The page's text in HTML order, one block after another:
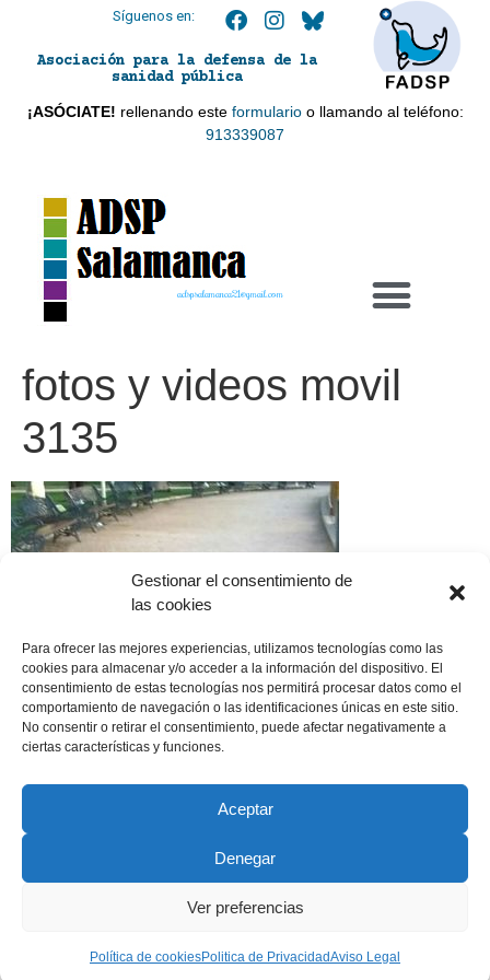
Gestionar el consentimiento de
las cookies
Para ofrecer las mejores experiencias, utilizamos tecnologías como las
cookies para almacenar y/o acceder a la información del dispositivo. El
consentimiento de estas tecnologías nos permitirá procesar datos como el
comportamiento de navegación o las identificaciones únicas en este sitio.
No consentir o retirar el consentimiento, puede afectar negativamente a
ciertas características y funciones.
Aceptar
Denegar
Ver preferencias
Política de cookiesPolitica de PrivacidadAviso Legal
Síguenos en:
Asociación para la defensa de la
sanidad pública
¡ASÓCIATE! rellenando este formularioo llamando al teléfono:
913339087
adspsalamanca21@gmail.com
fotos y videos movil
3135
Copyright © 2022 ADSP Salamanca. Todos los derechos